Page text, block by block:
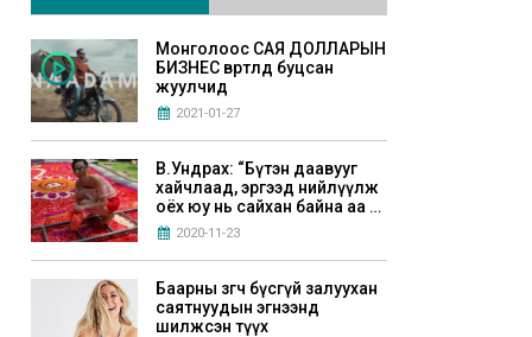
Монголоос САЯ ДОЛЛАРЫН
БИЗНЕС өвөртлөөд буцсан
жуулчид
2021-01-27
В.Ундрах: “Бүтэн даавууг
хайчлаад, эргээд нийлүүлж
оёх юу нь сайхан байна аа л
гэж боддог байлаа”
2020-11-23
Баарны зөөгч бүсгүй залуухан
саятнуудын эгнээнд
шилжсэн түүх